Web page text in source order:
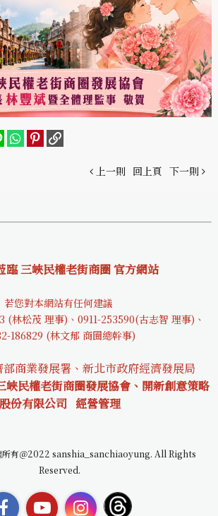
上一則 回上頁 下一則
臨 三峽民權老街商圈 官方網站
若您對本網站有任何建議
(林松茂 理事)、0911-253590(古志智 理事)、
186829 (林文郁 商圈總幹事)
商業發展署、新北市政府經濟發展局
民權老街商圈發展協會、開新創意策略
股份有限公司 經營管理
所有＠2022 sanshia_sanchiaoyung. All Rights
Reserved.